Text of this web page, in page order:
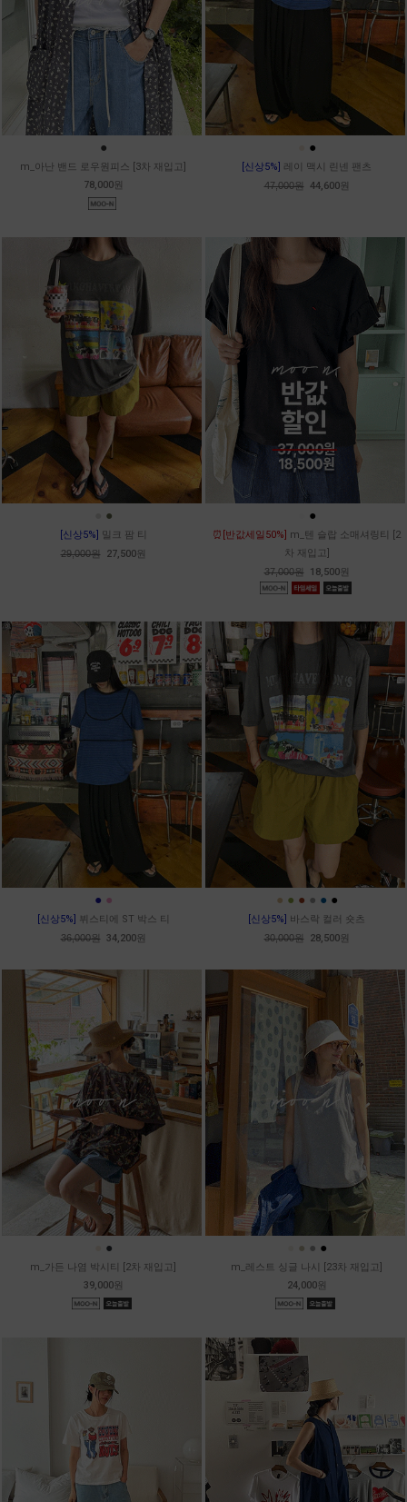
●
m_아난 밴드 로우원피스 [3차 재입고]
78,000원
●
[신상5%] 레이 맥시 린넨 팬츠
47,000원 44,600원
●
[신상5%] 밀크 팜 티
29,000원 27,500원
●
⏰[반값세일50%] m_텐 슬랍 소매셔링티 [2
차 재입고]
37,000원 18,500원
● ●
[신상5%] 뷔스티에 ST 박스 티
36,000원 34,200원
● ● ● ● ● ●
[신상5%] 바스락 컬러 숏츠
30,000원 28,500원
●
m_가든 나염 박시티 [2차 재입고]
39,000원
● ● ●
m_레스트 싱글 나시 [23차 재입고]
24,000원